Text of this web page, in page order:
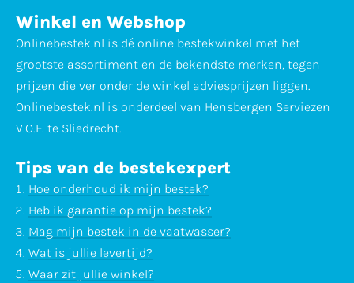
Winkel en Webshop
Onlinebestek.nl is dé online bestekwinkel met het
grootste assortiment en de bekendste merken, tegen
prijzen die ver onder de winkel adviesprijzen liggen.
Onlinebestek.nl is onderdeel van Hensbergen Serviezen
V.O.F. te Sliedrecht.
Tips van de bestekexpert
Hoe onderhoud ik mijn bestek?
Heb ik garantie op mijn bestek?
Mag mijn bestek in de vaatwasser?
Wat is jullie levertijd?
Waar zit jullie winkel?